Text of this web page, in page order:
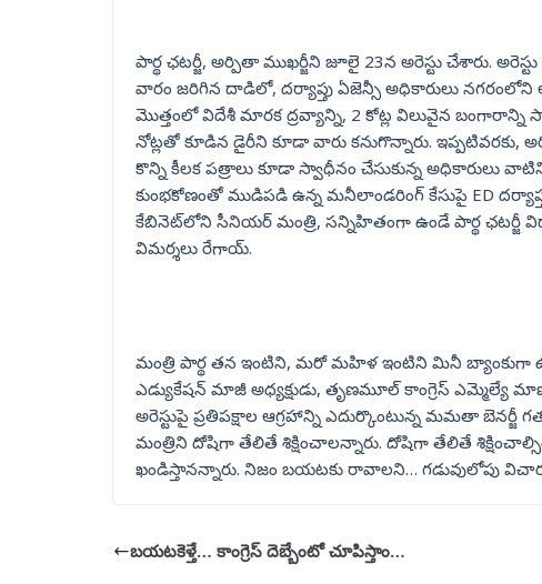
పార్థ ఛటర్జీ, అర్పితా ముఖర్జీని జూలై 23న అరెస్టు చేశారు.
వారం జరిగిన దాడిలో, దర్యాప్తు ఏజెన్సీ అధికారులు నగరంలోని
మొత్తంలో విదేశీ మారక ద్రవ్యాన్ని, 2 కోట్ల విలువైన బంగారాన్ని
నోట్లతో కూడిన డైరీని కూడా వారు కనుగొన్నారు. ఇప్పటివరకు,
కొన్ని కీలక పత్రాలు కూడా స్వాధీనం చేసుకున్న అధికారులు
కుంభకోణంతో ముడిపడి ఉన్న మనీలాండరింగ్ కేసుపై ED
కేబినెట్‌లోని సీనియర్ మంత్రి, సన్నిహితంగా ఉండే పార్థ ఛటర్జీ
విమర్శలు రేగాయ్.
మంత్రి పార్థ తన ఇంటిని, మరో మహిళ ఇంటిని మినీ బ్యాంకుగా
ఎడ్యుకేషన్ మాజీ అధ్యక్షుడు, తృణమూల్ కాంగ్రెస్ ఎమ్మెల్యే
అరెస్టుపై ప్రతిపక్షాల ఆగ్రహాన్ని ఎదుర్కొంటున్న మమతా
మంత్రిని దోషిగా తేలితే శిక్షించాలన్నారు. దోషిగా తేలితే
ఖండిస్తానన్నారు. నిజం బయటకు రావాలని… గడువులోపు
బయటకెళ్తే… కాంగ్రెస్ దెబ్బేంటో చూపిస్తాం…